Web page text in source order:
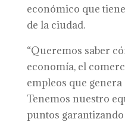
económico que
de la ciudad.
“Queremos saber
economía, el
empleos que
Tenemos nuestro
puntos